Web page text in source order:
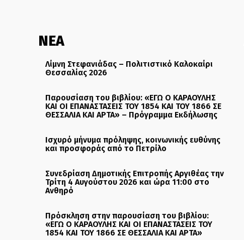
ΝΕΑ
Λίμνη Στεφανιάδας – Πολιτιστικό Καλοκαίρι
Θεσσαλίας 2026
Παρουσίαση του βιβλίου: «ΕΓΩ Ο ΚΑΡΑΟΥΛΗΣ
ΚΑΙ ΟΙ ΕΠΑΝΑΣΤΑΣΕΙΣ ΤΟΥ 1854 ΚΑΙ ΤΟΥ 1866 ΣΕ
ΘΕΣΣΑΛΙΑ ΚΑΙ ΑΡΤΑ» – Πρόγραμμα Εκδήλωσης
Ισχυρό μήνυμα πρόληψης, κοινωνικής ευθύνης
και προσφοράς από το Πετρίλο
Συνεδρίαση Δημοτικής Επιτροπής Αργιθέας την
Τρίτη 4 Αυγούστου 2026 και ώρα 11:00 στο
Ανθηρό
Πρόσκληση στην παρουσίαση του βιβλίου:
«ΕΓΩ Ο ΚΑΡΑΟΥΛΗΣ ΚΑΙ ΟΙ ΕΠΑΝΑΣΤΑΣΕΙΣ ΤΟΥ
1854 ΚΑΙ ΤΟΥ 1866 ΣΕ ΘΕΣΣΑΛΙΑ ΚΑΙ ΑΡΤΑ»